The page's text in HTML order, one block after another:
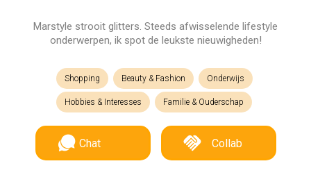
Marstyle strooit glitters. Steeds afwisselende lifestyle
onderwerpen, ik spot de leukste nieuwigheden!
Shopping Beauty & Fashion Onderwijs
Hobbies & Interesses Familie & Ouderschap
Chat Collab